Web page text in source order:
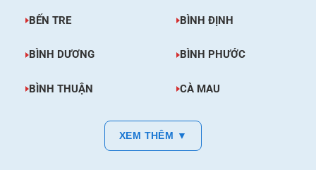
BẾN TRE BÌNH ĐỊNH
BÌNH DƯƠNG BÌNH PHƯỚC
BÌNH THUẬN CÀ MAU
XEM THÊM ▼